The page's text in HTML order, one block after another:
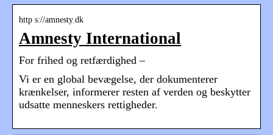
http s://amnesty.dk
Amnesty International
For frihed og retfærdighed –
Vi er en global bevægelse, der dokumenterer
krænkelser, informerer resten af verden og beskytter
udsatte menneskers rettigheder.